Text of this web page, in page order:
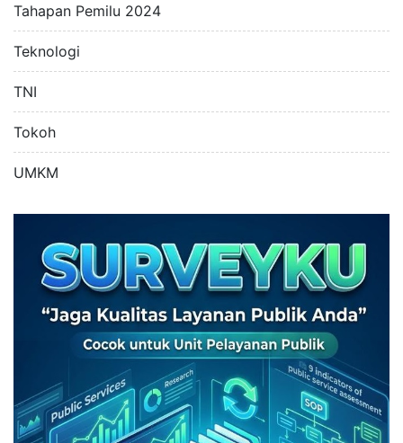
Tahapan Pemilu 2024
Teknologi
TNI
Tokoh
UMKM